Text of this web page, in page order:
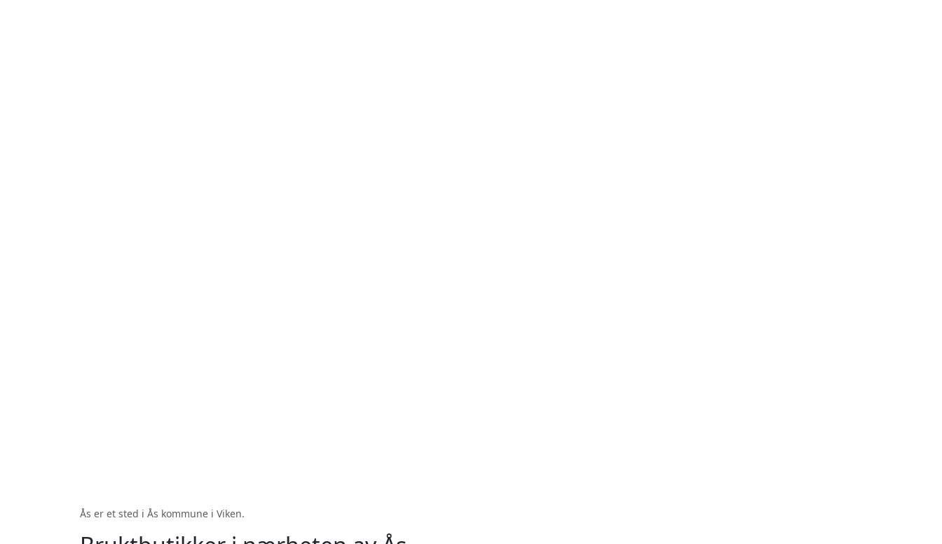
Ås er et sted i Ås kommune i Viken.